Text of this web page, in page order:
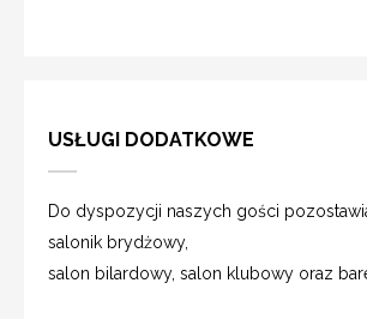
USŁUGI DODATKOWE
Do dyspozycji naszych gości
salonik brydżowy,
salon bilardowy, salon klubowy oraz